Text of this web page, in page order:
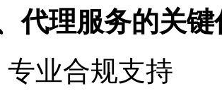
理服务的关键
业合规支持